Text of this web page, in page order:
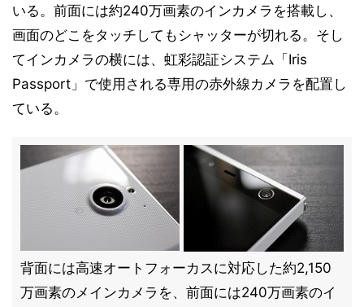
いる。前面には約240万画素のインカメラを搭載し、
画面のどこをタッチしてもシャッターが切れる。そし
てインカメラの横には、虹彩認証システム「Iris
Passport」で使用される専用の赤外線カメラを配置し
ている。
背面には高速オートフォーカスに対応した約2,150
万画素のメインカメラを、前面には240万画素のイ